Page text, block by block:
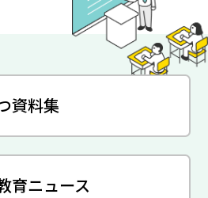
資料集
育ニュース